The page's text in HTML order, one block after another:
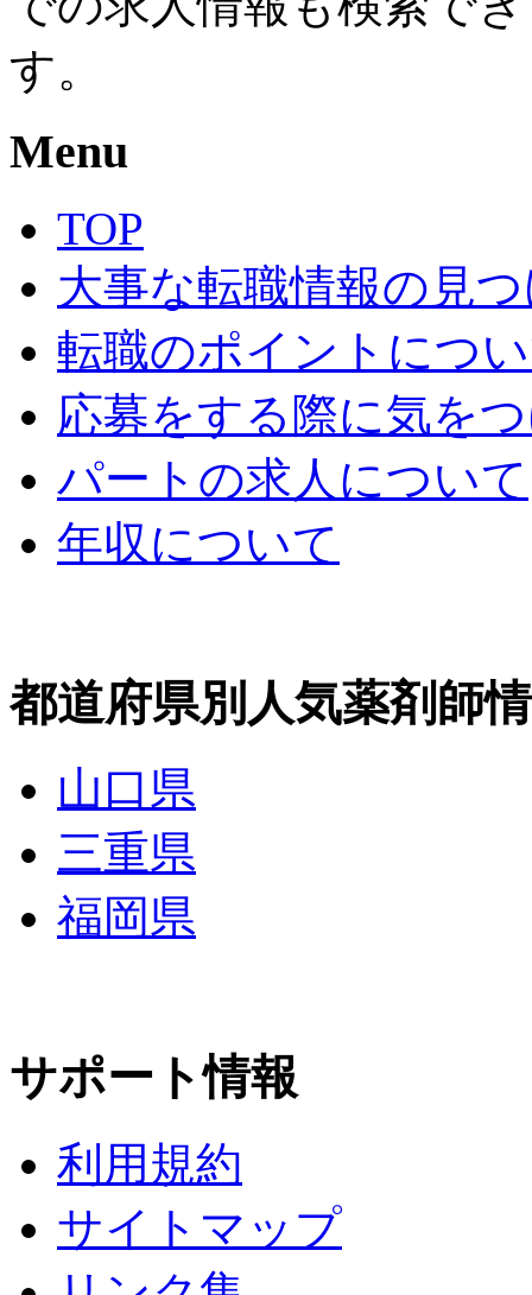
す。
Menu
TOP
大事な転職情報の見
転職のポイントにつ
応募をする際に気を
パートの求人について
年収について
都道府県別人気薬剤師
山口県
三重県
福岡県
サポート情報
利用規約
サイトマップ